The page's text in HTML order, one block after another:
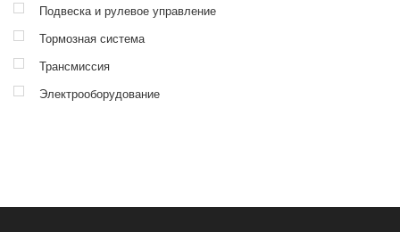
Подвеска и рулевое управление
Тормозная система
Трансмиссия
Электрооборудование